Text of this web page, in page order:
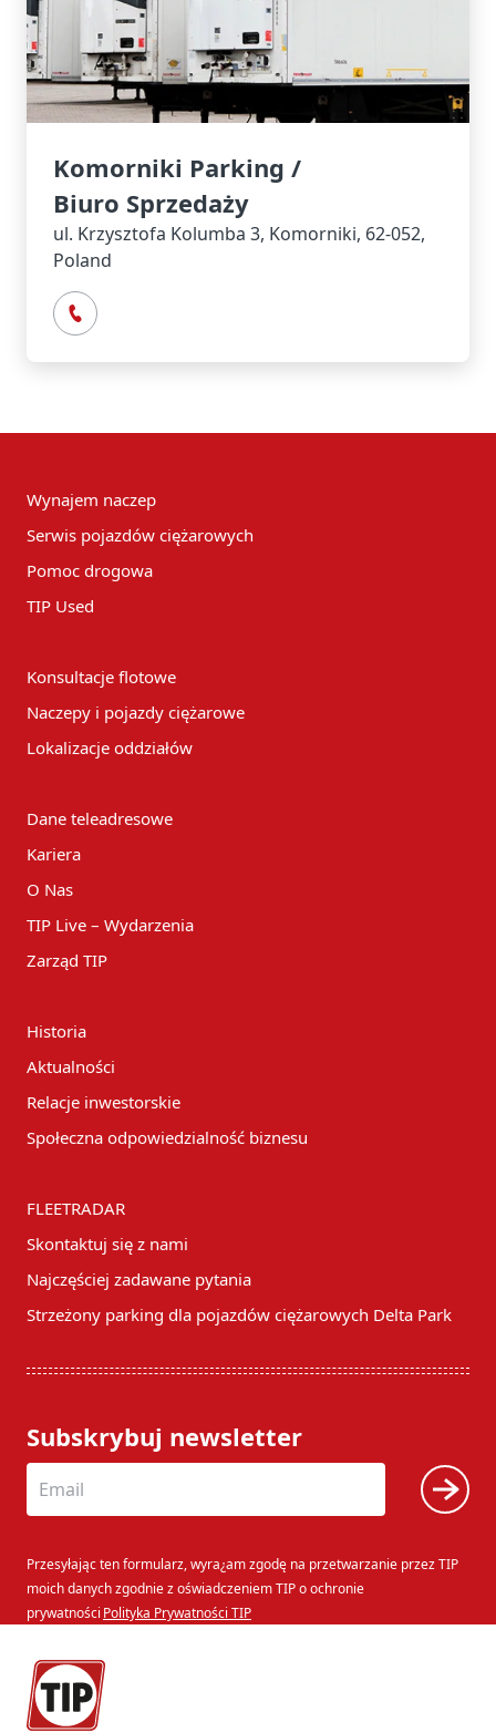
Komorniki Parking /
Biuro Sprzedaży
ul. Krzysztofa Kolumba 3, Komorniki, 62-052,
Poland
Wynajem naczep
Serwis pojazdów ciężarowych
Pomoc drogowa
TIP Used
Konsultacje flotowe
Naczepy i pojazdy ciężarowe
Lokalizacje oddziałów
Dane teleadresowe
Kariera
O Nas
TIP Live – Wydarzenia
Zarząd TIP
Historia
Aktualności
Relacje inwestorskie
Społeczna odpowiedzialność biznesu
FLEETRADAR
Skontaktuj się z nami
Najczęściej zadawane pytania
Strzeżony parking dla pojazdów ciężarowych Delta Park
Subskrybuj newsletter
Przesyłając ten formularz, wyra¿am zgodę na przetwarzanie przez TIP
moich danych zgodnie z oświadczeniem TIP o ochronie
prywatności Polityka Prywatności TIP